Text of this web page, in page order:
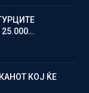
КОЈ ЌЕ